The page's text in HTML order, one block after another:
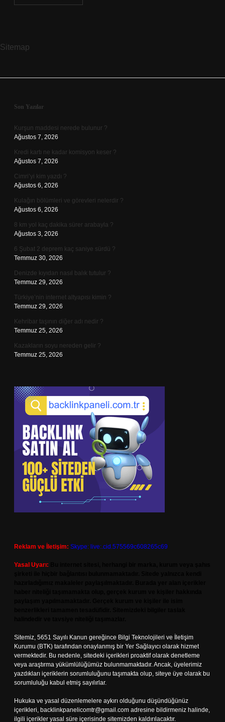
Kayıtlarına
Sitemap
Sidebar
Son Yazılar
Kurşun maddesi nerede bulunur ?
Ağustos 7, 2026
Kredi kartı ne kadar komisyon keser ?
Ağustos 7, 2026
Cimri’yi kim yazdı ?
Ağustos 6, 2026
Kulağın bölümleri ve görevleri nelerdir ?
Ağustos 6, 2026
8 km yol kaç dakika sürer arabayla ?
Ağustos 3, 2026
6 Şubat 2 deprem kaç saniye sürdü ?
Temmuz 30, 2026
Denizde kıyıdan nasıl balık tutulur ?
Temmuz 29, 2026
Türkiye’nin internet altyapısı kimin ?
Temmuz 29, 2026
Kehribar taşının diğer adı nedir ?
Temmuz 25, 2026
Kazakların soyu nereden gelir ?
Temmuz 25, 2026
Reklam ve İletişim: Skype: live:.cid.575569c608265c69
Yasal Uyarı:
Sitemiz, 5651 Sayılı Kanun gereğince Bilgi Teknolojileri ve İletişim
Kurumu (BTK) tarafından onaylanmış bir Yer Sağlayıcı olarak hizmet
vermektedir. Bu nedenle, sitedeki içerikleri proaktif olarak denetleme
veya araştırma yükümlülüğümüz bulunmamaktadır. Ancak, üyelerimiz
yazdıkları içeriklerin sorumluluğunu taşımakta olup, siteye üye olarak bu
sorumluluğu kabul etmiş sayılırlar.
Hukuka ve yasal düzenlemelere aykırı olduğunu düşündüğünüz
içerikleri, backlinkpanelicomtr@gmail.com adresine bildirmeniz halinde,
ilgili içerikler yasal süre içerisinde sitemizden kaldırılacaktır.